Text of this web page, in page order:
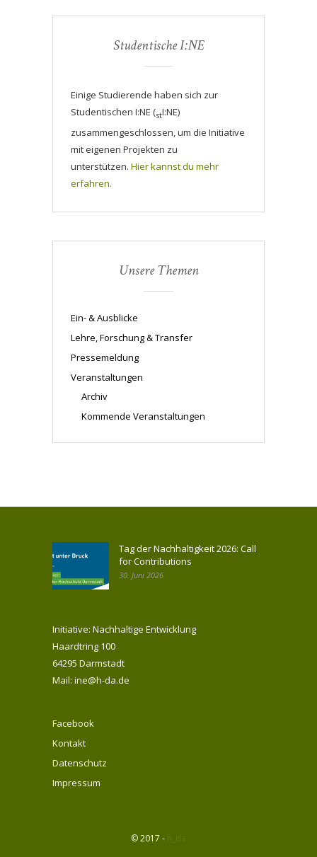
Studentische I:NE
Einige Studierende haben sich zur
Studentischen I:NE (stI:NE)
zusammengeschlossen, um die Initiative
mit eigenen Projekten zu
unterstützen. Hier kannst du mehr
erfahren.
Unsere Themen
Ein- & Ausblicke
Lehre, Forschung & Transfer
Pressemeldung
Veranstaltungen
Archiv
Kommende Veranstaltungen
Tag der Nachhaltigkeit 2026: Call
for Contributions
30. Juni 2026
Initiative: Nachhaltige Entwicklung
Haardtring 100
64295 Darmstadt
Mail: ine@h-da.de
Facebook
Kontakt
Datenschutz
Impressum
© 2017 -